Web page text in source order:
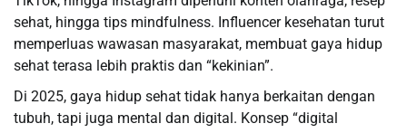
sehat, hingga tips mindfulness. Influencer kesehatan turut
memperluas wawasan masyarakat, membuat gaya hidup
sehat terasa lebih praktis dan “kekinian”.
Di 2025, gaya hidup sehat tidak hanya berkaitan dengan
tubuh, tapi juga mental dan digital. Konsep “digital